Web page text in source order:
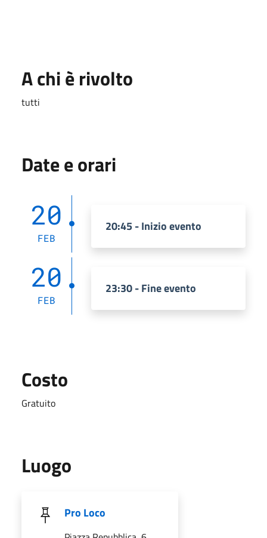
A chi è rivolto
tutti
Date e orari
20
FEB
20:45 - Inizio evento
20
FEB
23:30 - Fine evento
Costo
Gratuito
Luogo
Pro Loco